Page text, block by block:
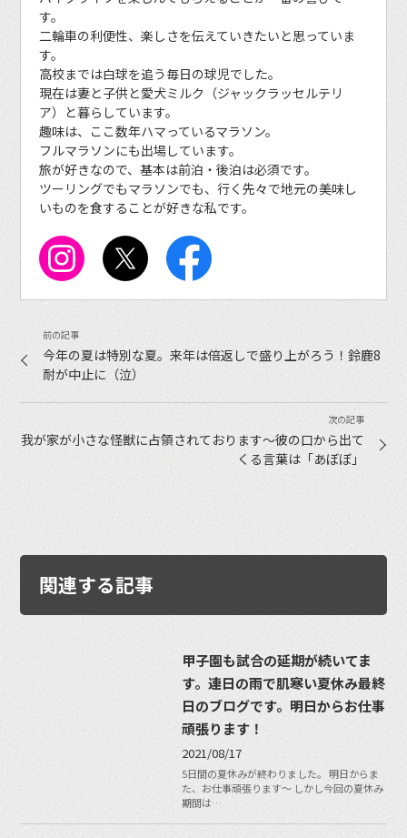
す。
二輪車の利便性、楽しさを伝えていきたいと思っていま
す。
高校までは白球を追う毎日の球児でした。
現在は妻と子供と愛犬ミルク（ジャックラッセルテリ
ア）と暮らしています。
趣味は、ここ数年ハマっているマラソン。
フルマラソンにも出場しています。
旅が好きなので、基本は前泊・後泊は必須です。
ツーリングでもマラソンでも、行く先々で地元の美味し
いものを食することが好きな私です。
今年の夏は特別な夏。来年は倍返しで盛り上がろう！鈴鹿8
耐が中止に（泣）
我が家が小さな怪獣に占領されております〜彼の口から出て
くる言葉は「あぼぼ」
関連する記事
甲子園も試合の延期が続いてま
す。連日の雨で肌寒い夏休み最終
日のブログです。明日からお仕事
頑張ります！
2021/08/17
5日間の夏休みが終わりました。 明日からま
た、お仕事頑張ります〜 しかし今回の夏休み
期間は…